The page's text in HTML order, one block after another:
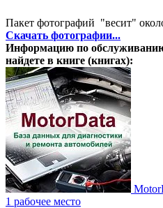
Пакет фотографий "весит"
Скачать фотографии...
Информацию по
найдете в книге (книгах):
1 рабочее место